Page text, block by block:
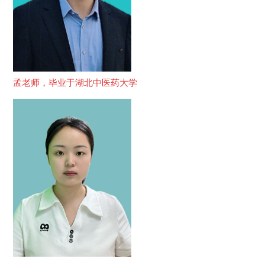
孟老师，毕业于湖北中医药大学